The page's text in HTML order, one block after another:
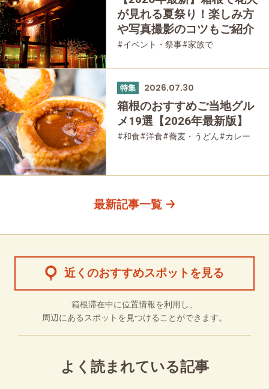
が見れる夏祭り！楽しみ方
や写真撮影のコツもご紹介
#イベント・祭事#家族で
特集 2026.07.30
箱根のおすすめご当地グル
メ19選【2026年最新版】
#和食#洋食#蕎麦・うどん#カレー
最新記事一覧
近くのおすすめスポットを見る
箱根滞在中に位置情報を利用し、
周辺にあるスポットを見つけることができます。
よく読まれている記事